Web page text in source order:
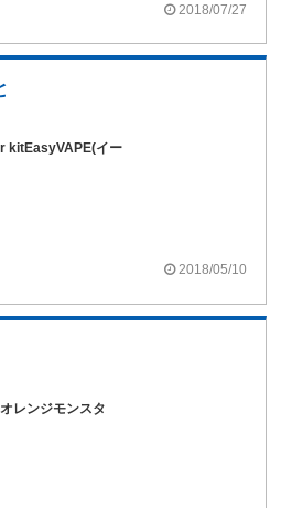
2018/07/27
kitEasyVAPE(イー
2018/05/10
レンジモンスタ